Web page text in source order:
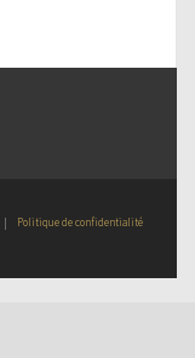
| Politique de confidentialité